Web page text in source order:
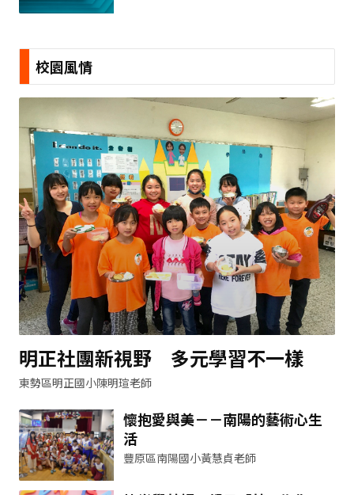
校園風情
明正社團新視野 多元學習不一樣
東勢區明正國小陳明瑄老師
懷抱愛與美－－南陽的藝術心生
活
豐原區南陽國小黃慧貞老師